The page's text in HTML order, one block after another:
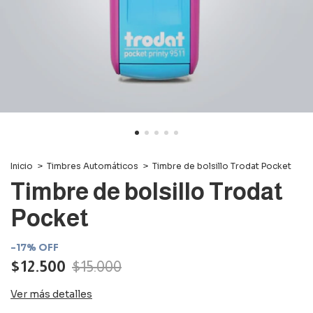
Inicio > Timbres Automáticos > Timbre de bolsillo Trodat Pocket
Timbre de bolsillo Trodat
Pocket
-17% OFF
$12.500 $15.000
Ver más detalles